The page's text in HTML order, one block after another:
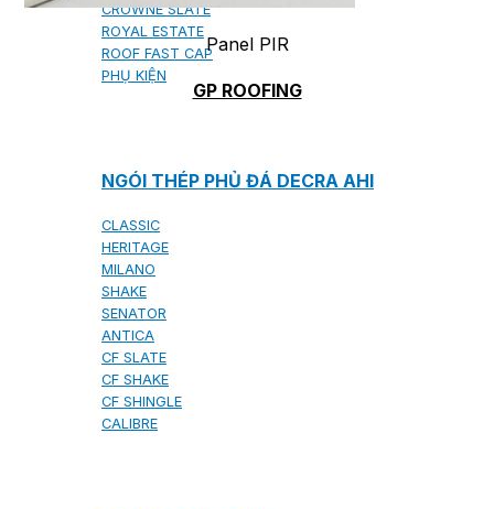
CROWNE SLATE
ROYAL ESTATE
ROOF FAST CAP
PHỤ KIỆN
NGÓI THÉP PHỦ ĐÁ DECRA AHI
CLASSIC
HERITAGE
MILANO
SHAKE
SENATOR
ANTICA
CF SLATE
CF SHAKE
CF SHINGLE
CALIBRE
Panel PIR
GP ROOFING